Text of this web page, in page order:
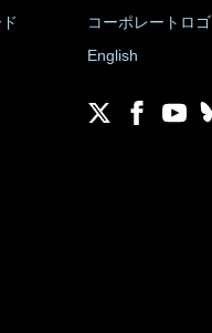
コーポレートロゴ
English